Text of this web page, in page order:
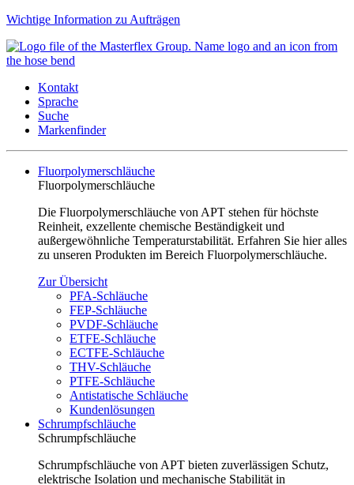
Wichtige Information zu Aufträgen
Kontakt
Sprache
Suche
Markenfinder
Fluorpolymerschläuche
Fluorpolymerschläuche
Die Fluorpolymerschläuche von APT stehen für höchste
Reinheit, exzellente chemische Beständigkeit und
außergewöhnliche Temperaturstabilität. Erfahren Sie hier alles
zu unseren Produkten im Bereich Fluorpolymerschläuche.
Zur Übersicht
PFA-Schläuche
FEP-Schläuche
PVDF-Schläuche
ETFE-Schläuche
ECTFE-Schläuche
THV-Schläuche
PTFE-Schläuche
Antistatische Schläuche
Kundenlösungen
Schrumpfschläuche
Schrumpfschläuche
Schrumpfschläuche von APT bieten zuverlässigen Schutz,
elektrische Isolation und mechanische Stabilität in